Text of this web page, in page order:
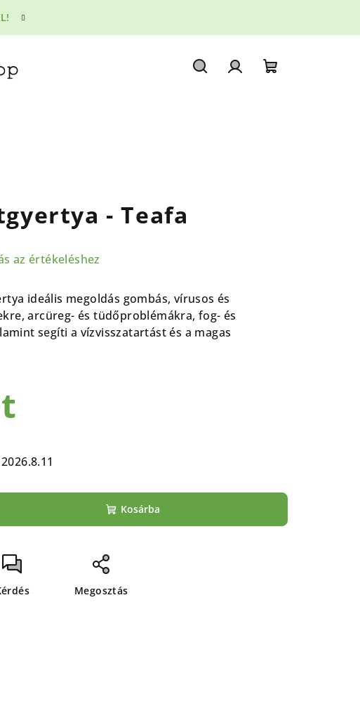
- Teafa
az értékeléshez
ideális megoldás gombás, vírusos és
arcüreg- és tüdőproblémákra, fog- és
segíti a vízvisszatartást és a magas
2026.8.11
Kosárba
Megosztás